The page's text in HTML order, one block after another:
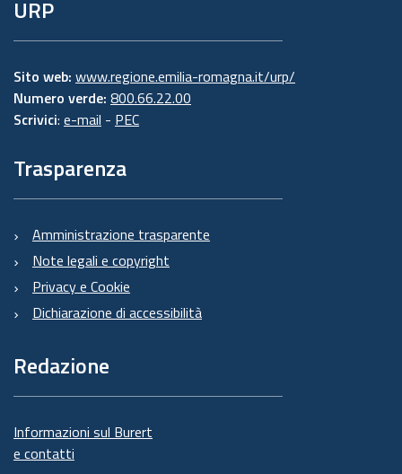
URP
Sito web: www.regione.emilia-romagna.it/urp/
Numero verde: 800.66.22.00
Scrivici: e-mail - PEC
Trasparenza
Amministrazione trasparente
Note legali e copyright
Privacy e Cookie
Dichiarazione di accessibilità
Redazione
Informazioni sul Burert
e contatti